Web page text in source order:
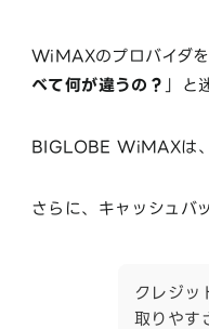
WiMAXのプロバイダ
べて何が違うの？ 」と
BIGLOBE WiMAXは、
さらに、キャッシュバ
クレジッ
取りやす